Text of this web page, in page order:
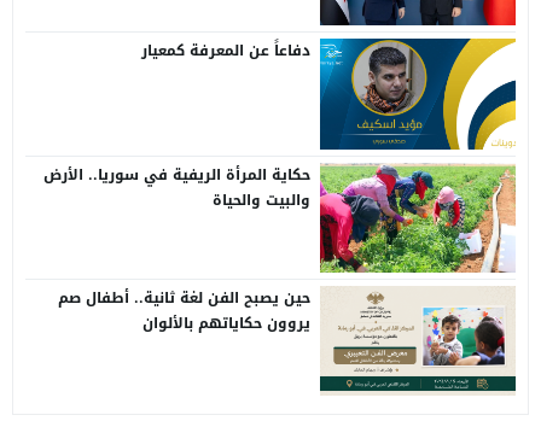
دفاعاً عن المعرفة كمعيار
حكاية المرأة الريفية في سوريا.. الأرض
والبيت والحياة
حين يصبح الفن لغة ثانية.. أطفال صم
يروون حكاياتهم بالألوان